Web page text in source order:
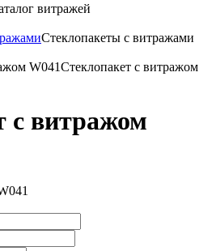
витражей
Стеклопакеты с витражами
W041Стеклопакет с витражом
с витражом